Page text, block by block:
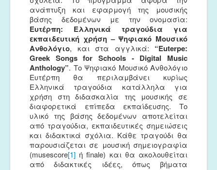
ανάπτυξη και εφαρμογή της μουσικής
βάσης δεδομένων με την ονομασία:
Ευτέρπη: Ελληνικά τραγούδια για
εκπαιδευτική χρήση – Ψηφιακό Μουσικό
Ανθολόγιο, και στα αγγλικά: “Euterpe:
Greek Songs for Schools - Digital
Music
Anthology”. Το Ψηφιακό Μουσικό Ανθολόγιο
Ευτέρπη θα περιλαμβάνει κυρίως
Ελληνικά τραγούδια κατάλληλα για
χρήση στη διδασκαλία της μουσικής σε
διαφορετικά επίπεδα εκπαίδευσης. Το
υλικό της βάσης δεδομένων αποτελείται
από τραγούδια, εκπαιδευτικές σημειώσεις
και διδακτικά σχόλια. Κάθε τραγούδι θα
παρουσιάζεται σε μουσική σημειογραφία
(musescore[1] ή finale) και θα ακολουθείται
από διδακτικές ιδέες, όπως βήματα